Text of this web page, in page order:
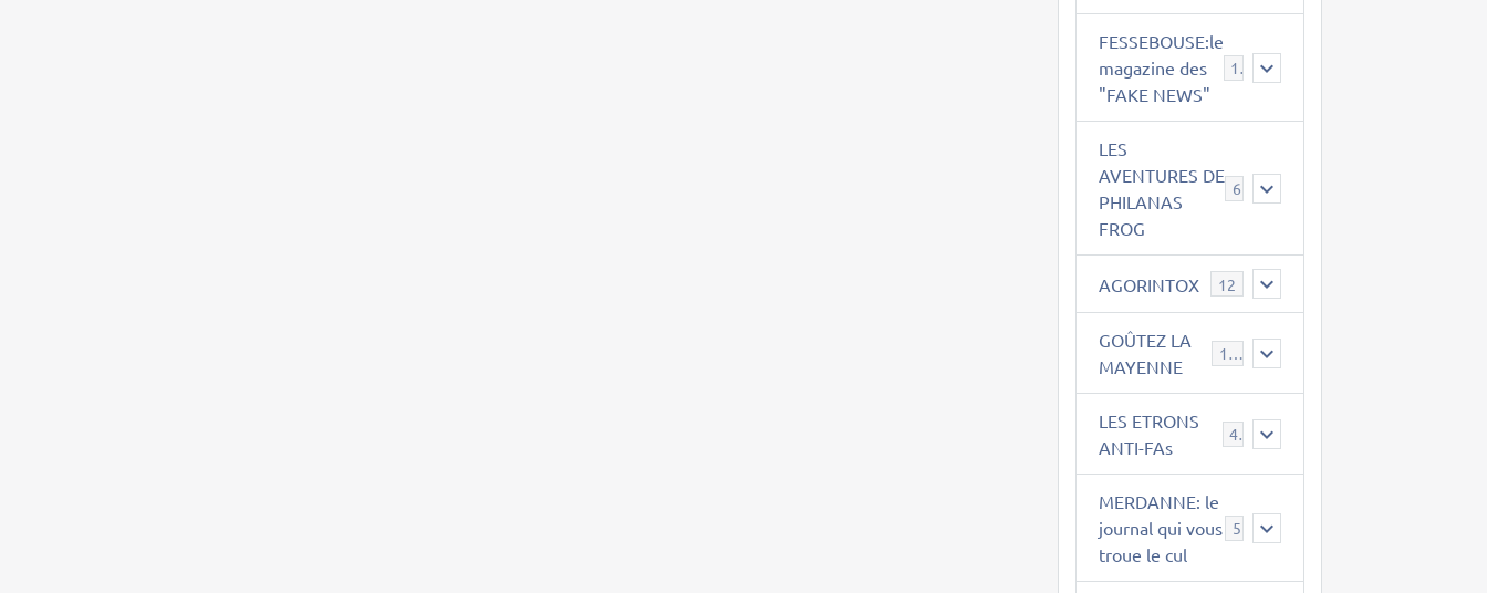
FESSEBOUSE:le
magazine des
"FAKE NEWS"
19
LES
AVENTURES DE
PHILANAS
FROG
AGORINTOX 12
GOÛTEZ LA
MAYENNE
189
LES ETRONS
ANTI-FAs
4
MERDANNE: le
journal qui vous
troue le cul